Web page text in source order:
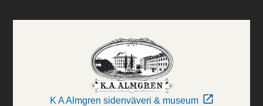
K A Almgren sidenväveri & museum